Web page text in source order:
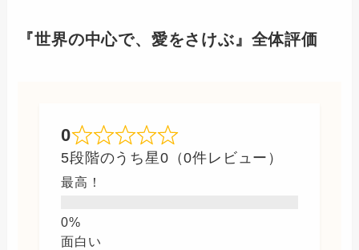
『世界の中心で、愛をさけぶ』全体評価
0
5段階のうち星0（0件レビュー）
最高！
面白い